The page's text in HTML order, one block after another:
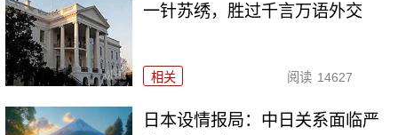
一针苏绣，胜过千言万语外交
相关 阅读 14627
日本设情报局：中日关系面临严